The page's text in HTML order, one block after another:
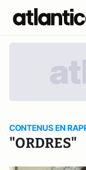
CONTENUS EN
"ORDRES"